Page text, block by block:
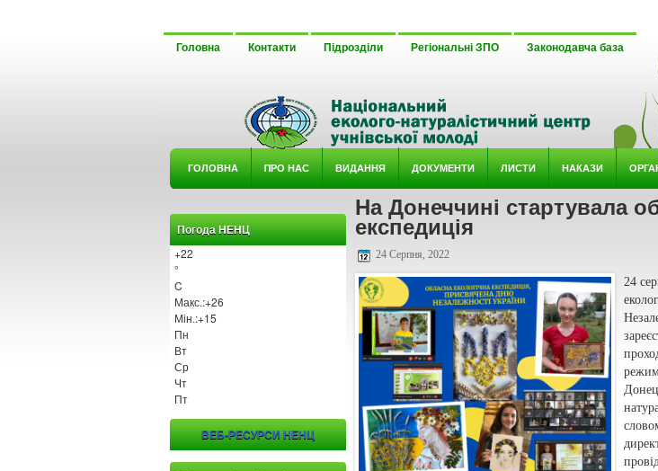
Головна Контакти Підрозділи Регіональні ЗПО Законодавча база
ГОЛОВНА ΠРО НАС ВИДАННЯ ДОКУМЕНТИ ЛИСТИ НАКАЗИ
Погода НЕНЦ
+22
°
C
Макс.:+26
Мін.:+15
Пн
Вт
Ср
Чт
Пт
ВЕБ-РЕСУРСИ НЕНЦ
На Донеччині стартувала
експедиція
24 Серпня, 2022
24